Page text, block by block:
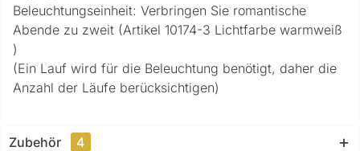
Beleuchtungseinheit: Verbringen Sie romantische
Abende zu zweit (Artikel 10174-3 Lichtfarbe warmweiß
)
(Ein Lauf wird für die Beleuchtung benötigt, daher die
Anzahl der Läufe berücksichtigen)
Zubehör 4